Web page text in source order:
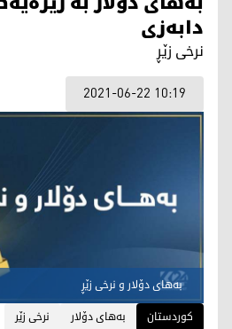
دابەزی
نرخی زێڕ
2021-06-22 10:19
بەھای دۆلار و نرخی زێڕ
کوردستان
بەهای دۆلار نرخی زێر